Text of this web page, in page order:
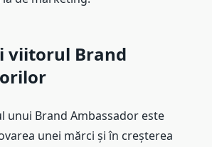
viitorul Brand
unui Brand Ambassador este
unei mărci și în creșterea